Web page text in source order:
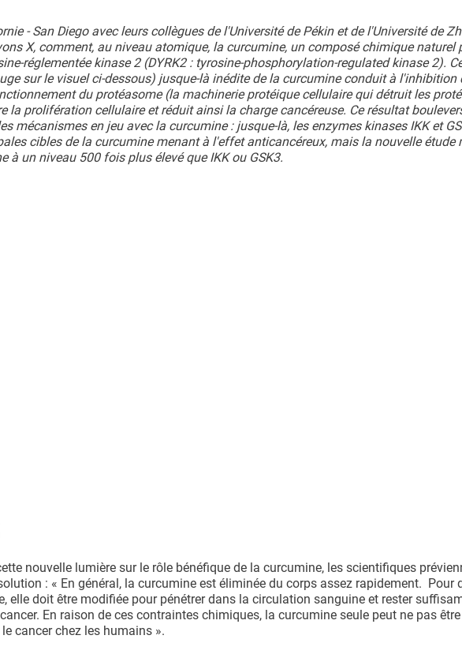
- San Diego avec leurs collègues de l'Université de Pékin et de l'Université de
X, comment, au niveau atomique, la curcumine, un composé chimique naturel
réglementée kinase 2 (DYRK2 : tyrosine-phosphorylation-regulated kinase 2).
sur le visuel ci-dessous) jusque-là inédite de la curcumine conduit à l'inhibition
du protéasome (la machinerie protéique cellulaire qui détruit les
la prolifération cellulaire et réduit ainsi la charge cancéreuse. Ce résultat
mécanismes en jeu avec la curcumine : jusque-là, les enzymes kinases IKK et
cibles de la curcumine menant à l'effet anticancéreux, mais la nouvelle étude
à un niveau 500 fois plus élevé que IKK ou GSK3.
nouvelle lumière sur le rôle bénéfique de la curcumine, les scientifiques
: « En général, la curcumine est éliminée du corps assez rapidement. Pour
elle doit être modifiée pour pénétrer dans la circulation sanguine et rester
En raison de ces contraintes chimiques, la curcumine seule peut ne pas être
cancer chez les humains ».